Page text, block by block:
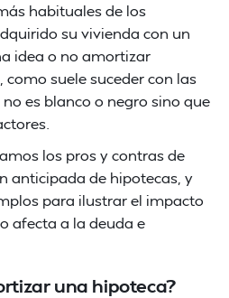
habituales de los
su vivienda con un
idea o no amortizar
como suele suceder con las
es blanco o negro sino que
los pros y contras de
anticipada de hipotecas, y
para ilustrar el impacto
afecta a la deuda e
una hipoteca?